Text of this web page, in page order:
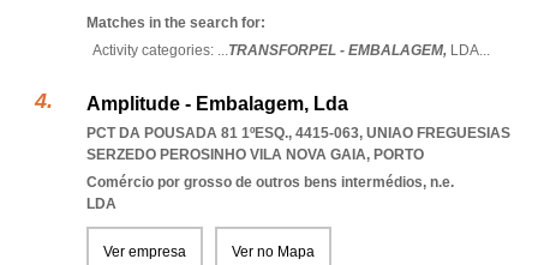
Matches in the search for:
Activity categories: ...TRANSFORPEL - EMBALAGEM, LDA...
Amplitude - Embalagem, Lda
PCT DA POUSADA 81 1ºESQ., 4415-063, UNIAO FREGUESIAS
SERZEDO PEROSINHO VILA NOVA GAIA, PORTO
Comércio por grosso de outros bens intermédios, n.e.
LDA
Ver empresa Ver no Mapa